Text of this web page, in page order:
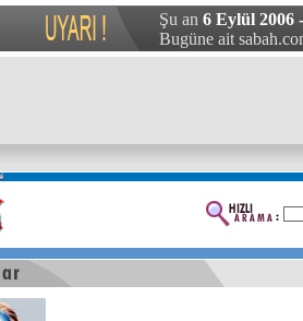
Şu an 6 Eylül 2006
Bugüne ait